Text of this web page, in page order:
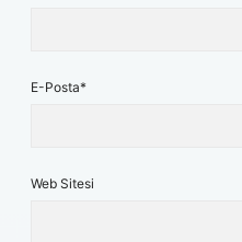
E-Posta*
Web Sitesi